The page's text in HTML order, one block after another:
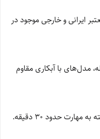
ایرانی و خارجی موجود در
مدل‌های با آبکاری مقاوم